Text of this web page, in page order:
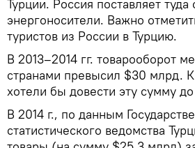
Турции. Россия поставляет туда
энергоносители. Важно
туристов из России в Турцию.
В 2013–2014 гг. товарооборот
странами превысил $30 млрд.
хотели бы довести эту сумму
В 2014 г., по данным
статистического ведомства